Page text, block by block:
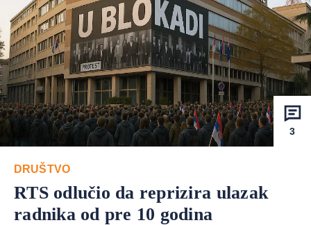
3
DRUŠTVO
RTS odlučio da reprizira ulazak
radnika od pre 10 godina